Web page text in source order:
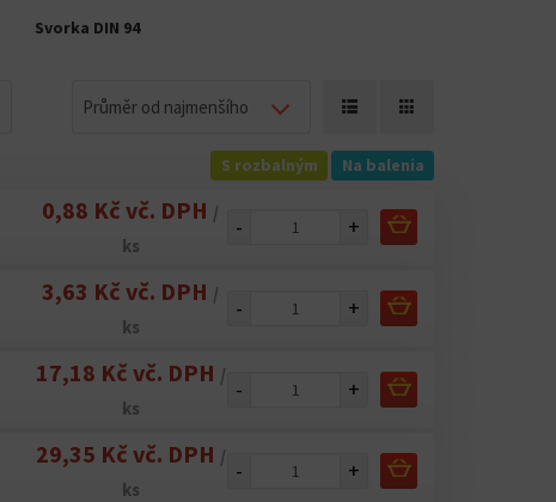
Svorka DIN 94
Průměr od najmenšího
S rozbalným Na balenia
0,88 Kč vč. DPH /
ks
- +
3,63 Kč vč. DPH /
ks
- +
17,18 Kč vč. DPH /
ks
- +
29,35 Kč vč. DPH /
ks
- +